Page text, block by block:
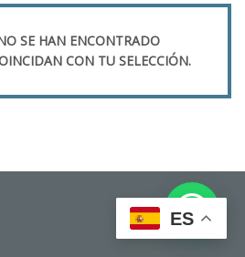
SE HAN ENCONTRADO
CON TU SELECCIÓN.
ES